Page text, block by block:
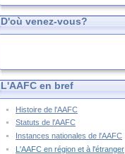
D'où venez-vous?
L'AAFC en bref
Histoire de l'AAFC
Statuts de l'AAFC
Instances nationales de l'AAFC
L'AAFC en région et à l'étranger